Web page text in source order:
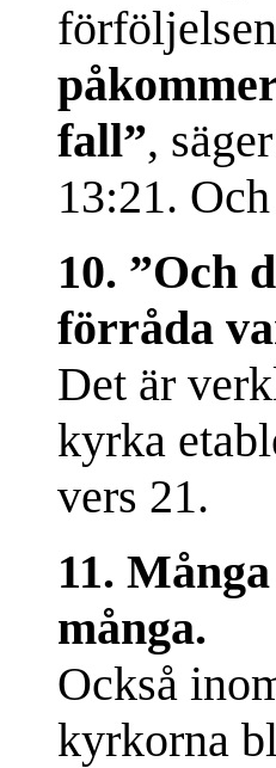
fall”,
13:21.
10. ”Och
förråda
Det är
kyrka
vers 21.
11.
många.
Också
kyrkorna